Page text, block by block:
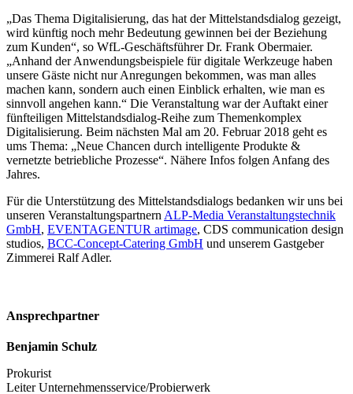
„Das Thema Digitalisierung, das hat der Mittelstandsdialog gezeigt,
wird künftig noch mehr Bedeutung gewinnen bei der Beziehung
zum Kunden“, so WfL-Geschäftsführer Dr. Frank Obermaier.
„Anhand der Anwendungsbeispiele für digitale Werkzeuge haben
unsere Gäste nicht nur Anregungen bekommen, was man alles
machen kann, sondern auch einen Einblick erhalten, wie man es
sinnvoll angehen kann.“ Die Veranstaltung war der Auftakt einer
fünfteiligen Mittelstandsdialog-Reihe zum Themenkomplex
Digitalisierung. Beim nächsten Mal am 20. Februar 2018 geht es
ums Thema: „Neue Chancen durch intelligente Produkte &
vernetzte betriebliche Prozesse“. Nähere Infos folgen Anfang des
Jahres.
Für die Unterstützung des Mittelstandsdialogs bedanken wir uns bei
unseren VeranstaltungspartnernALP-Media Veranstaltungstechnik
GmbH, EVENTAGENTUR artimage, CDS communication design
studios, BCC-Concept-Catering GmbH und unserem Gastgeber
Zimmerei Ralf Adler.
Ansprechpartner
Benjamin Schulz
Prokurist
Leiter Unternehmensservice/Probierwerk